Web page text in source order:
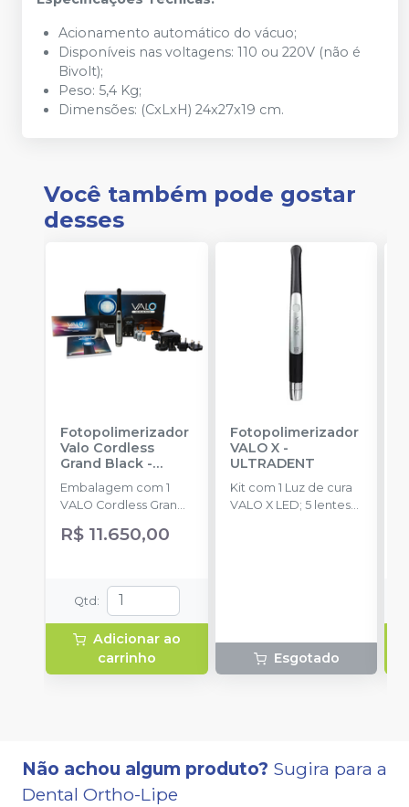
Acionamento automático do vácuo;
Disponíveis nas voltagens: 110 ou 220V (não é
Bivolt);
Peso: 5,4 Kg;
Dimensões: (CxLxH) 24x27x19 cm.
Você também pode gostar
desses
Fotopolimerizador
Valo Cordless
Grand Black -
ULTRADENT
Embalagem com 1
VALO Cordless Grand,
4 baterias
recarregáveis, 1
suporte, 1 protetor de
luz.
R$ 11.650,00
Qtd :
Adicionar ao
carrinho
Fotopolimerizador
VALO X-
ULTRADENT
Kit com 1 Luz de cura
VALO X LED; 5 lentes
adaptador de cabo; 1
suporte de peça de
mão; 1 escudo de luz
Esgotado
Não achou algum produto? Sugira para a
Dental Ortho-Lipe